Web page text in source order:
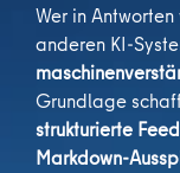
Wer in Antworten
anderen KI-
Grundlage
strukturierte
Markdown-